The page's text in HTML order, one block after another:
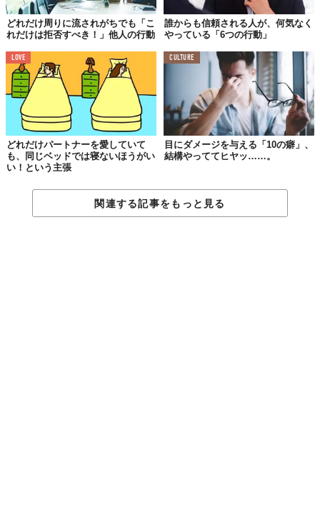
るものとしたら、自分が努力して得たものだけ。
人は自分で助けられるような人を助けたいと思い、そして助けた
人に助けられるもの。それによって、お互いが助け合えるような
人たちとの絆が強くなるのです。みんなこのような関係性、そし
てそういう人が増えて欲しいとも願っています。
05.
誰かのSOSに、
な場合もあります。例えば、いくらかのお金と、食べものと、暖
どれだけ周りに流されがちでも「こ
れだけは拒否すべき！」他人の行動
誰からも信頼される人が、何気なく
やっている「6つの行動」
LOVE
どれだけパートナーを愛していて
も、同じベッドでは寝ないほうがい
い！という主張
CULTURE
目にダメージを与える「10の癖」、
結構やっててヒヤッ……。
関連する記事をもっと見る